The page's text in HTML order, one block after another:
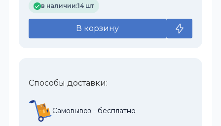
в наличии:14 шт
В корзину
Способы доставки:
Самовывоз - бесплатно